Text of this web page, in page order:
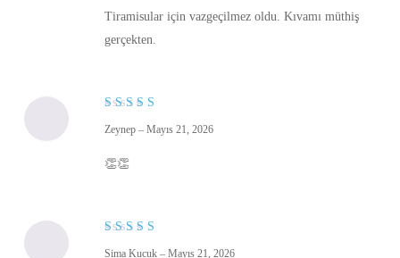
Tiramisular için vazgeçilmez oldu. Kıvamı müthiş
gerçekten.
üzerinden
Zeynep – Mayıs 21, 2026
👏👏
Sima Kucuk – Mayıs 21, 2026